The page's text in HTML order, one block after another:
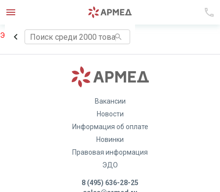
Элемент не найден!
Вакансии
Новости
Информация об оплате
Новинки
Правовая информация
ЭДО
8 (495) 636-28-25